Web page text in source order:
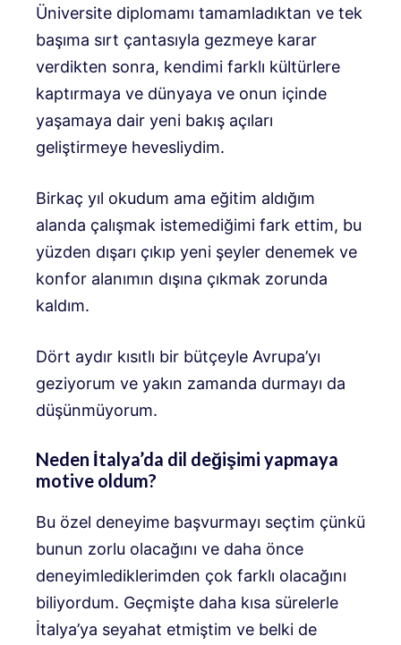
Üniversite diplomamı tamamladıktan ve tek
başıma sırt çantasıyla gezmeye karar
verdikten sonra, kendimi farklı kültürlere
kaptırmaya ve dünyaya ve onun içinde
yaşamaya dair yeni bakış açıları
geliştirmeye hevesliydim.
Birkaç yıl okudum ama eğitim aldığım
alanda çalışmak istemediğimi fark ettim, bu
yüzden dışarı çıkıp yeni şeyler denemek ve
konfor alanımın dışına çıkmak zorunda
kaldım.
Dört aydır kısıtlı bir bütçeyle Avrupa’yı
geziyorum ve yakın zamanda durmayı da
düşünmüyorum.
Neden İtalya’da dil değişimi yapmaya
motive oldum?
Bu özel deneyime başvurmayı seçtim çünkü
bunun zorlu olacağını ve daha önce
deneyimlediklerimden çok farklı olacağını
biliyordum. Geçmişte daha kısa sürelerle
İtalya’ya seyahat etmiştim ve belki de